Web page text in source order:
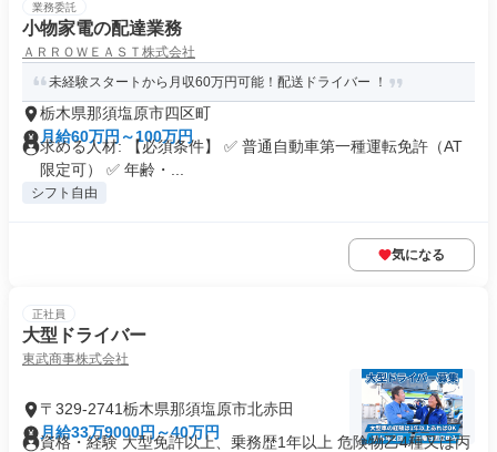
業務委託
小物家電の配達業務
ＡＲＲＯＷＥＡＳＴ株式会社
未経験スタートから月収60万円可能！配送ドライバー ！
栃木県那須塩原市四区町
月給60万円～100万円
求める人材: 【必須条件】 ✅ 普通自動車第一種運転免許（AT
限定可） ✅ 年齢・...
シフト自由
気になる
正社員
大型ドライバー
東武商事株式会社
〒329-2741栃木県那須塩原市北赤田
月給33万9000円～40万円
資格・経験 大型免許以上、乗務歴1年以上 危険物乙4種又は丙